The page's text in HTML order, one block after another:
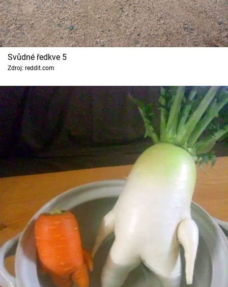
Svůdné ředkve 5
Zdroj: reddit.com